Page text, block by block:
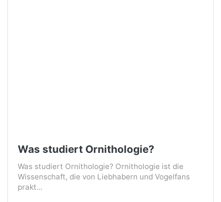
Was studiert Ornithologie?
Was studiert Ornithologie? Ornithologie ist die
Wissenschaft, die von Liebhabern und Vogelfans
prakt...